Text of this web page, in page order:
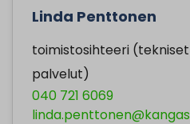
Linda Penttonen
toimistosihteeri (tekniset
palvelut)
040 721 6069